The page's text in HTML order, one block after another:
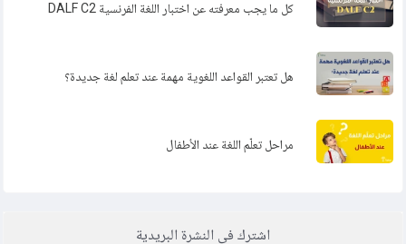
كل ما يجب معرفته عن اختبار اللغة الفرنسية DALF C2
هل تعتبر القواعد اللغوية مهمة عند تعلم لغة جديدة؟
مراحل تعلّم اللغة عند الأطفال
اشترك في النشرة البريدية